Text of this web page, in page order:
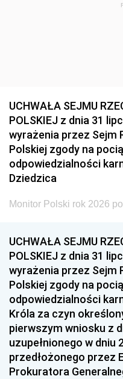
UCHWAŁA SEJMU
POLSKIEJ z dnia 31
wyrażenia przez Sejm
Polskiej zgody na
odpowiedzialności
Dziedzica
Monitor Polski rok 2026
UCHWAŁA SEJMU
POLSKIEJ z dnia 31
wyrażenia przez Sejm
Polskiej zgody na
odpowiedzialności
Króla za czyn
pierwszym wniosku z
uzupełnionego w dniu
przedłożonego przez
Prokuratora